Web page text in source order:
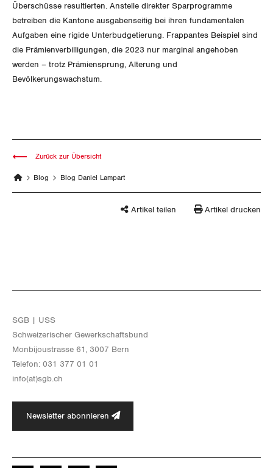
Überschüsse resultierten. Anstelle direkter Sparprogramme
betreiben die Kantone ausgabenseitig bei ihren fundamentalen
Aufgaben eine rigide Unterbudgetierung. Frappantes Beispiel sind
die Prämienverbilligungen, die 2023 nur marginal angehoben
werden – trotz Prämiensprung, Alterung und
Bevölkerungswachstum.
Blog Blog Daniel Lampart
Zurück zur Übersicht
Artikel teilen Artikel drucken
SGB | USS
Schwei­ze­ri­scher Ge­werk­schafts­bund
Mon­bi­joustras­se 61, 3007 Bern
Te­le­fon: 031 377 01 01
info(at)​sgb.​ch
Newsletter abonnieren